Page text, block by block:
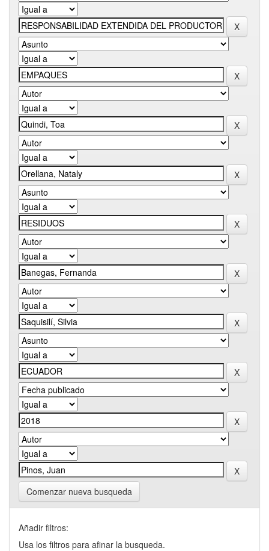
Comenzar nueva busqueda
Añadir filtros:
Usa los filtros para afinar la busqueda.